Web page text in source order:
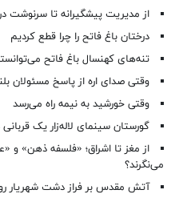
از مدیریت پیشگیرانه تا سرنوشت
درختان باغ فاتح را چرا قطع کردیم
تنه‌های کهنسال باغ فاتح
وقتی صدای اره از پاسخ مسئولان
وقتی خورشید به نیمه راه می‌رسد
گورستان سینمای لاله‌زار یک
از مغز تا اشراق؛ «فلسفه ذهن» و
می‌نگرند؟
آتش مقدس بر فراز دشت شهریار